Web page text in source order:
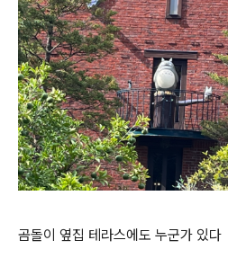
곰돌이 옆집 테라스에도 누군가 있다